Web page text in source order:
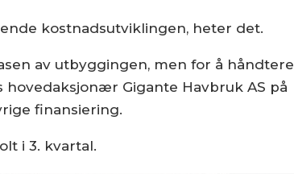
kostnadsutviklingen, heter det.
av utbyggingen, men for å håndtere
Gigante Havbruk AS på
finansiering.
i 3. kvartal.